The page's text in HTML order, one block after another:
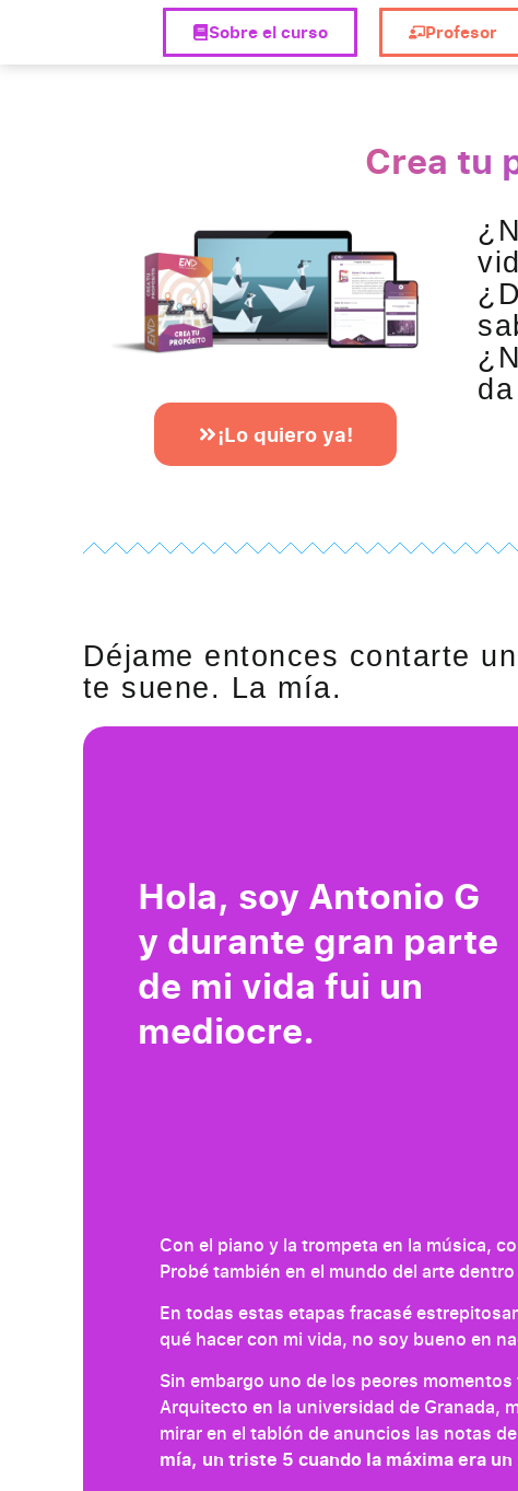
Sobre el curso Profesor
Crea tu
¡Lo quiero ya!
Déjame entonces contarte
te suene. La mía.
Hola, soy Antonio G
y durante gran parte
de mi vida fui un
mediocre.
Con el piano y la trompeta en la música,
Probé también en el mundo del arte
En todas estas etapas fracasé
qué hacer con mi vida, no soy bueno en
Sin embargo uno de los peores
Arquitecto en la universidad de Granada,
mirar en el tablón de anuncios las notas
mía, un triste 5 cuando la máxima era un